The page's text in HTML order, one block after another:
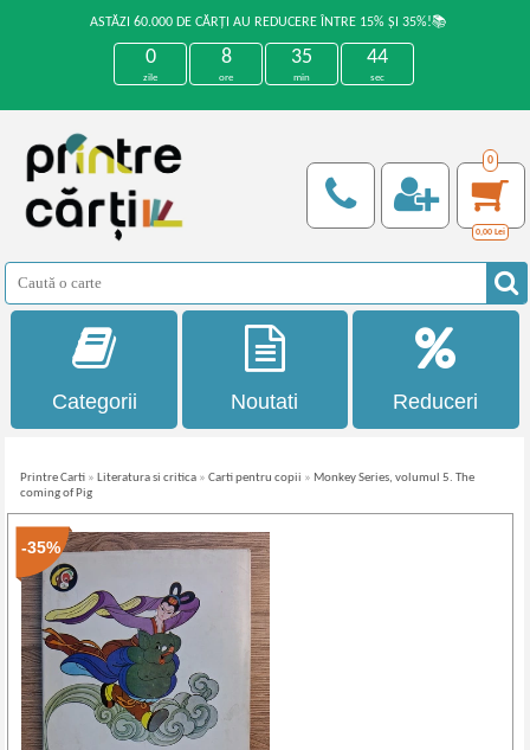
ASTĂZI 60.000 DE CĂRȚI AU REDUCERE ÎNTRE 15% ȘI 35%!📚
0
zile
8
ore
35
min
43
sec
0
0,00 Lei
Categorii Noutati Reduceri
Printre Carti » Literatura si critica »Carti pentru copii » Monkey Series, volumul 5. The
coming of Pig
-35%